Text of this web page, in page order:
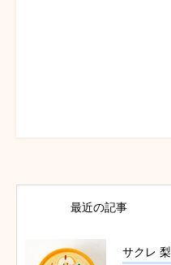
最近の記事
サクレ 梨